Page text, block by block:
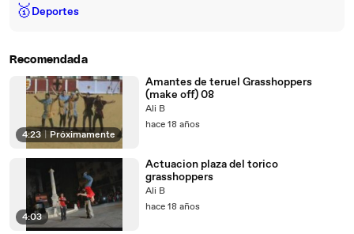
🥇Deportes
Recomendada
4:23 Próximamente
Amantes de teruel Grasshoppers
(make off) 08
Ali B
hace 18 años
4:03
Actuacion plaza del torico
grasshoppers
Ali B
hace 18 años